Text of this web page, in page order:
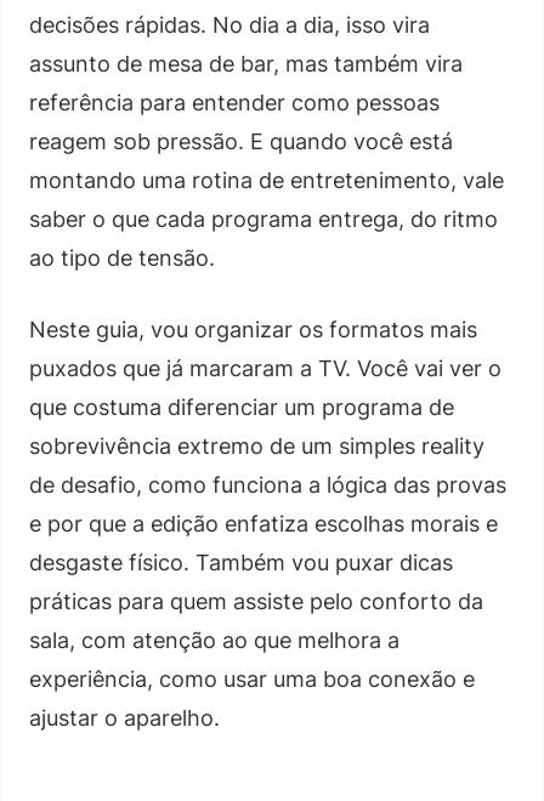
decisões rápidas. No dia a dia, isso vira
assunto de mesa de bar, mas também vira
referência para entender como pessoas
reagem sob pressão. E quando você está
montando uma rotina de entretenimento, vale
saber o que cada programa entrega, do ritmo
ao tipo de tensão.
Neste guia, vou organizar os formatos mais
puxados que já marcaram a TV. Você vai ver o
que costuma diferenciar um programa de
sobrevivência extremo de um simples reality
de desafio, como funciona a lógica das provas
e por que a edição enfatiza escolhas morais e
desgaste físico. Também vou puxar dicas
práticas para quem assiste pelo conforto da
sala, com atenção ao que melhora a
experiência, como usar uma boa conexão e
ajustar o aparelho.